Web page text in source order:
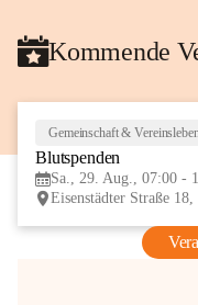
Kommende
Gemeinschaft & Vereinsleben
Blutspenden
Sa., 29. Aug., 07:00 -